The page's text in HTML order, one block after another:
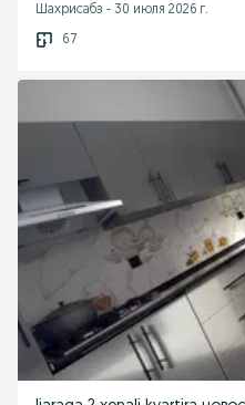
Шахрисабз - 30 июля 2026 г.
67